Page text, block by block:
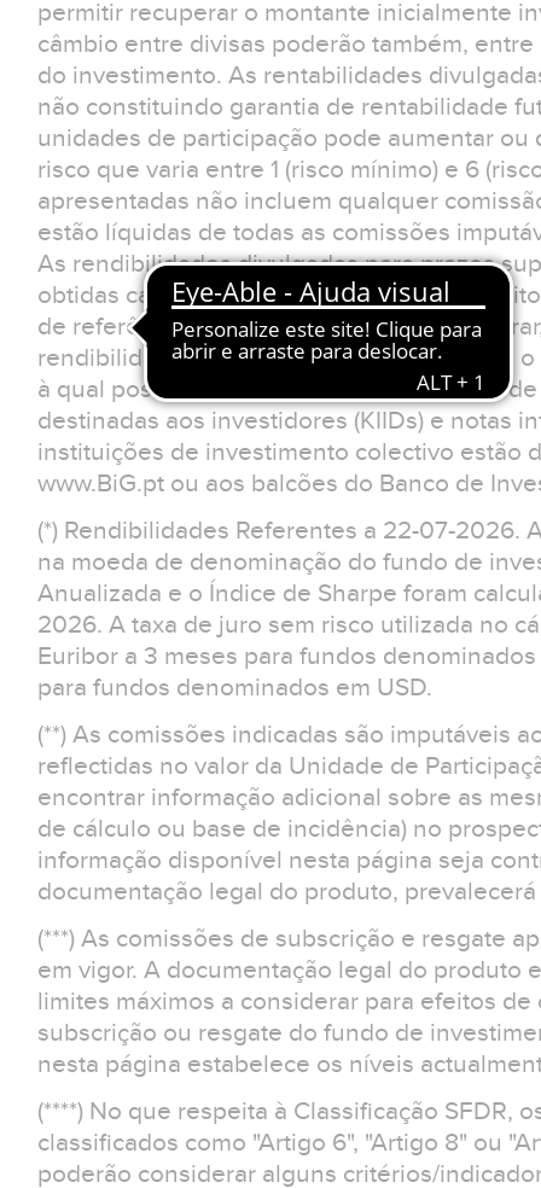
permitir recuperar o montante inicialmente
câmbio entre divisas poderão também,
do investimento. As rentabilidades
não constituindo garantia de rentabilidade
unidades de participação pode aumentar
risco que varia entre 1 (risco mínimo) e 6
apresentadas não incluem qualquer
estão líquidas de todas as comissões
As rendibilidades divulgadas para prazos
obtidas caso o investimento tivesse sido
de referência. O investidor deverá
rendibilidades apresentadas não reflectem
à qual possa estar sujeito.Os documentos
destinadas aos investidores (KIIDs) e notas
instituições de investimento colectivo estão
www.BiG.pt ou aos balcões do Banco de
(*) Rendibilidades Referentes a 22-07-2026.
na moeda de denominação do fundo de
Anualizada e o Índice de Sharpe foram
2026. A taxa de juro sem risco utilizada no
Euribor a 3 meses para fundos
para fundos denominados em USD.
(**) As comissões indicadas são imputáveis
reflectidas no valor da Unidade de
encontrar informação adicional sobre as
de cálculo ou base de incidência) no
informação disponível nesta página seja
documentação legal do produto,
(***) As comissões de subscrição e resgate
em vigor. A documentação legal do produto
limites máximos a considerar para efeitos
subscrição ou resgate do fundo de
nesta página estabelece os níveis
(****) No que respeita à Classificação SFDR,
classificados como "Artigo 6", "Artigo 8" ou
poderão considerar alguns critérios/